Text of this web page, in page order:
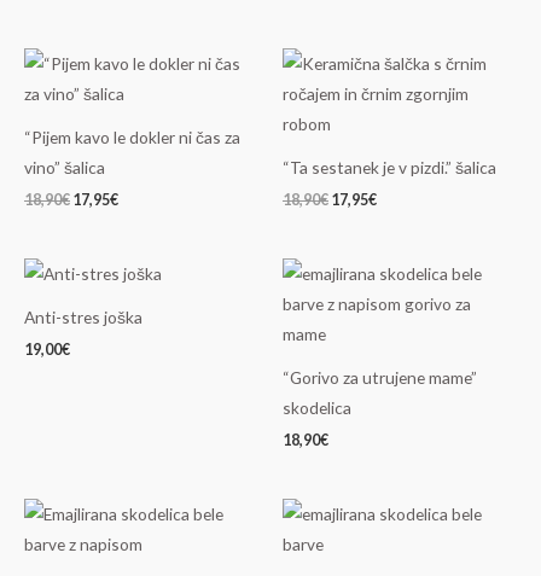
“Pijem kavo le dokler ni čas za
vino” šalica
18,90€
Izvirna
cena
je
18,90€.
17,95€
Trenutna
cena
je:
“Ta sestanek je v pizdi.” šalica
18,90€
Izvirna
cena
je
17,95€
Trenutna
cena
je:
Anti-stres joška
19,00€
“Gorivo za utrujene mame”
skodelica
18,90€